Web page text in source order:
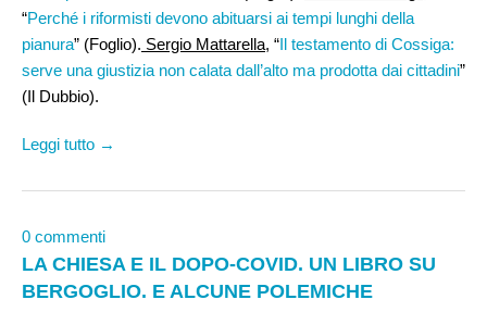
“Perché i riformisti devono abituarsi ai tempi lunghi della
pianura” (Foglio). Sergio Mattarella, “Il testamento di Cossiga:
serve una giustizia non calata dall’alto ma prodotta dai cittadini”
(Il Dubbio).
Leggi tutto →
0 commenti
LA CHIESA E IL DOPO-COVID. UN LIBRO SU
BERGOGLIO. E ALCUNE POLEMICHE